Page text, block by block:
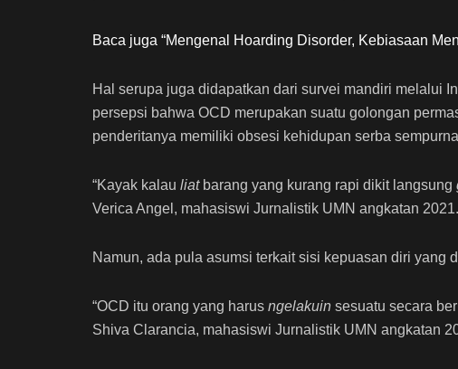
Baca juga “Mengenal Hoarding Disorder, Kebiasaan
Hal serupa juga didapatkan dari survei mandiri melalui
persepsi bahwa OCD merupakan suatu golongan
penderitanya memiliki obsesi kehidupan serba
“Kayak kalau liat barang yang kurang rapi dikit langsung
Verica Angel, mahasiswi Jurnalistik UMN angkatan 2021.
Namun, ada pula asumsi terkait sisi kepuasan diri yang
“OCD itu orang yang harus ngelakuin sesuatu secara
Shiva Clarancia, mahasiswi Jurnalistik UMN angkatan